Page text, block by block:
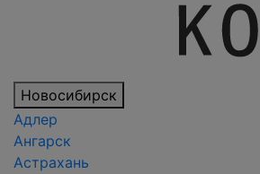
Новосибирск
Адлер
Ангарск
Астрахань